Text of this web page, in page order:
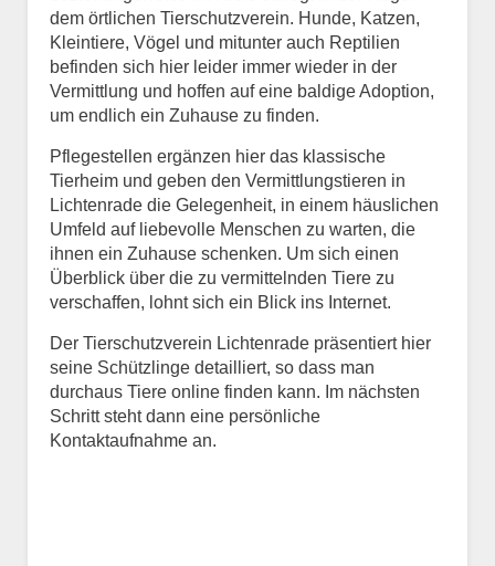
dem örtlichen Tierschutzverein. Hunde, Katzen,
Kleintiere, Vögel und mitunter auch Reptilien
befinden sich hier leider immer wieder in der
Vermittlung und hoffen auf eine baldige Adoption,
um endlich ein Zuhause zu finden.
Pflegestellen ergänzen hier das klassische
Tierheim und geben den Vermittlungstieren in
Lichtenrade die Gelegenheit, in einem häuslichen
Umfeld auf liebevolle Menschen zu warten, die
ihnen ein Zuhause schenken. Um sich einen
Überblick über die zu vermittelnden Tiere zu
verschaffen, lohnt sich ein Blick ins Internet.
Der Tierschutzverein Lichtenrade präsentiert hier
seine Schützlinge detailliert, so dass man
durchaus Tiere online finden kann. Im nächsten
Schritt steht dann eine persönliche
Kontaktaufnahme an.